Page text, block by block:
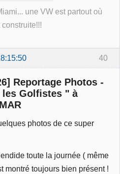
une VW est partout où
40
Reportage Photos -
les Golfistes " à
photos de ce super
toute la journée ( même
montré toujours bien présent !